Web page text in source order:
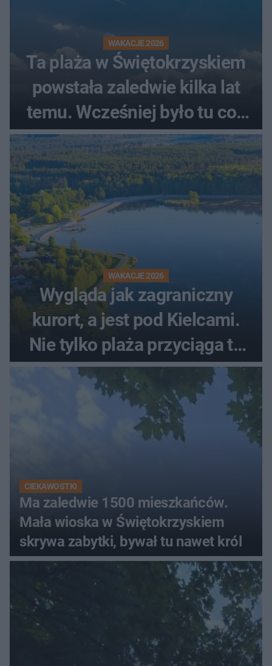
WAKACJE 2026
Ta plaża w Świętokrzyskiem
powstała zaledwie kilka lat
temu. Wcześniej było tu coś
zupełnie innego
WAKACJE 2026
Wygląda jak zagraniczny
kurort, a jest pod Kielcami.
Nie tylko plaża przyciąga tu
ludzi
CIEKAWOSTKI
Ma zaledwie 1500 mieszkańców.
Mała wioska w Świętokrzyskiem
skrywa zabytki, bywał tu nawet król